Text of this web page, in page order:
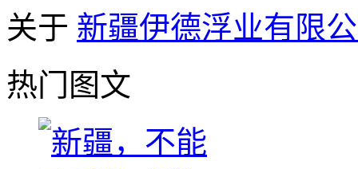
关于 新疆伊德浮业有限
热门图文